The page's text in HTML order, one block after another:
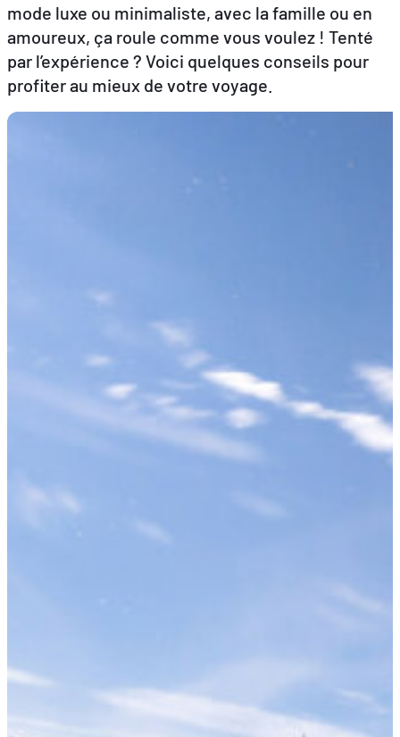
mode luxe ou minimaliste, avec la famille ou en
amoureux, ça roule comme vous voulez ! Tenté
par l’expérience ? Voici quelques conseils pour
profiter au mieux de votre voyage.